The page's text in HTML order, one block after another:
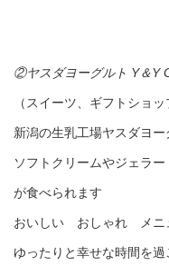
②ヤスダヨーグルト Y＆Y
（スイーツ、ギフトショッ
新潟の生乳工場ヤスダヨ
ソフトクリームやジェラ
が食べられます
おいしい おしゃれ メニ
ゆったりと幸せな時間を過